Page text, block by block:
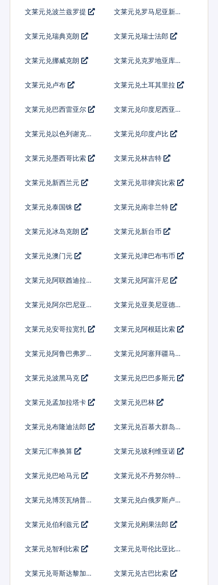
文莱元兑波兰兹罗提
文莱元兑罗马尼亚新列
文莱元兑瑞典克朗 文莱元兑瑞士法郎
文莱元兑挪威克朗 文莱元兑克罗地亚库纳
文莱元兑卢布 文莱元兑土耳其里拉
文莱元兑巴西雷亚尔
文莱元兑印度尼西亚卢
文莱元兑以色列谢克尔 文莱元兑印度卢比
文莱元兑墨西哥比索 文莱元兑林吉特
文莱元兑新西兰元 文莱元兑菲律宾比索
文莱元兑泰国铢 文莱元兑南非兰特
文莱元兑冰岛克朗 文莱元兑新台币
文莱元兑澳门元 文莱元兑津巴布韦币
文莱元兑阿联酋迪拉姆
文莱元兑阿富汗尼
文莱元兑阿尔巴尼亚列
文莱元兑亚美尼亚德拉
文莱元兑安哥拉宽扎 文莱元兑阿根廷比索
文莱元兑阿鲁巴弗罗林
文莱元兑阿塞拜疆马纳
文莱元兑波黑马克 文莱元兑巴巴多斯元
文莱元兑孟加拉塔卡 文莱元兑巴林
文莱元兑布隆迪法郎 文莱元兑百慕大群岛元
文莱元汇率换算 文莱元兑玻利维亚诺
文莱元兑巴哈马元
文莱元兑不丹努尔特鲁
文莱元兑博茨瓦纳普拉 文莱元兑白俄罗斯卢布
文莱元兑伯利兹元 文莱元兑刚果法郎
文莱元兑智利比索 文莱元兑哥伦比亚比索
文莱元兑哥斯达黎加科 文莱元兑古巴比索